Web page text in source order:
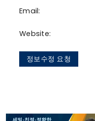
Email:
Website:
정보수정 요청